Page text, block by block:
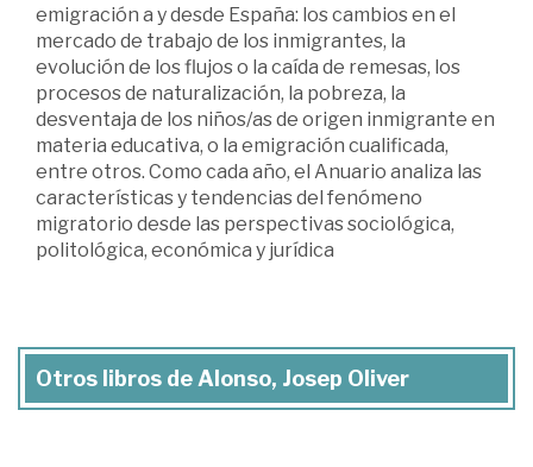
emigración a y desde España: los cambios en el
mercado de trabajo de los inmigrantes, la
evolución de los flujos o la caída de remesas, los
procesos de naturalización, la pobreza, la
desventaja de los niños/as de origen inmigrante en
materia educativa, o la emigración cualificada,
entre otros. Como cada año, el Anuario analiza las
características y tendencias del fenómeno
migratorio desde las perspectivas sociológica,
politológica, económica y jurídica
Otros libros de Alonso, Josep Oliver